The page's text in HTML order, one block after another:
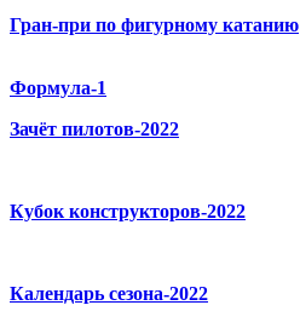
Гран-при по фигурному катанию
Формула-1
Зачёт пилотов-2022
Кубок конструкторов-2022
Календарь сезона-2022